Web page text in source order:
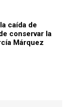
caída de
conservar la
Márquez